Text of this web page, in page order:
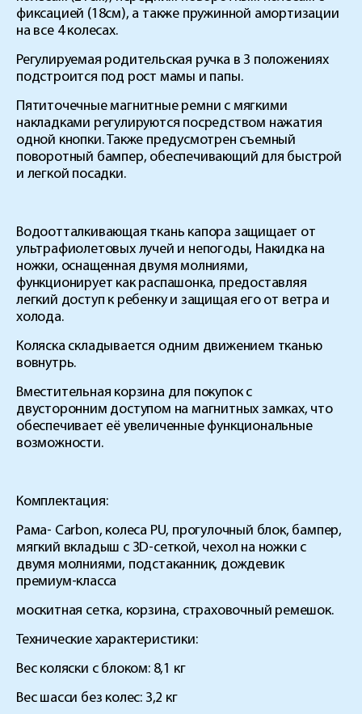
фиксацией (18см), а также пружинной амортизации
на все 4 колесах.
Регулируемая родительская ручка в 3 положениях
подстроится под рост мамы и папы.
Пятиточечные магнитные ремни с мягкими
накладками регулируются посредством нажатия
одной кнопки. Также предусмотрен съемный
поворотный бампер, обеспечивающий для быстрой
и легкой посадки.
Водоотталкивающая ткань капора защищает от
ультрафиолетовых лучей и непогоды, Накидка на
ножки, оснащенная двумя молниями,
функционирует как распашонка, предоставляя
легкий доступ к ребенку и защищая его от ветра и
холода.
Коляска складывается одним движением тканью
вовнутрь.
Вместительная корзина для покупок с
двусторонним доступом на магнитных замках, что
обеспечивает её увеличенные функциональные
возможности.
Комплектация:
Рама- Carbon, колеса PU, прогулочный блок, бампер,
мягкий вкладыш с 3D-сеткой, чехол на ножки с
двумя молниями, подстаканник, дождевик
премиум-класса
москитная сетка, корзина, страховочный ремешок.
Технические характеристики:
Вес коляски с блоком: 8,1 кг
Вес шасси без колес: 3,2 кг